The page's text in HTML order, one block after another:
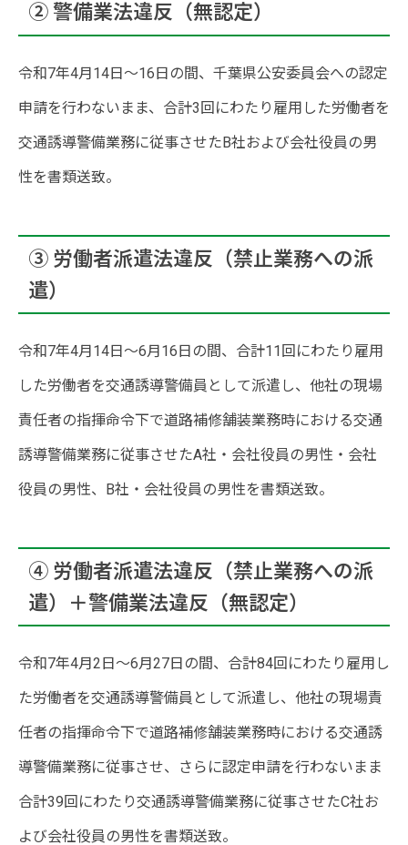
② 警備業法違反（無認定）
令和7年4月14日〜16日の間、千葉県公安委員会への認定
申請を行わないまま、合計3回にわたり雇用した労働者を
交通誘導警備業務に従事させたB社および会社役員の男
性を書類送致。
③ 労働者派遣法違反（禁止業務への派
遣）
令和7年4月14日〜6月16日の間、合計11回にわたり雇用
した労働者を交通誘導警備員として派遣し、他社の現場
責任者の指揮命令下で道路補修舗装業務時における交通
誘導警備業務に従事させたA社・会社役員の男性・会社
役員の男性、B社・会社役員の男性を書類送致。
④ 労働者派遣法違反（禁止業務への派
遣）＋警備業法違反（無認定）
令和7年4月2日〜6月27日の間、合計84回にわたり雇用し
た労働者を交通誘導警備員として派遣し、他社の現場責
任者の指揮命令下で道路補修舗装業務時における交通誘
導警備業務に従事させ、さらに認定申請を行わないまま
合計39回にわたり交通誘導警備業務に従事させたC社お
よび会社役員の男性を書類送致。